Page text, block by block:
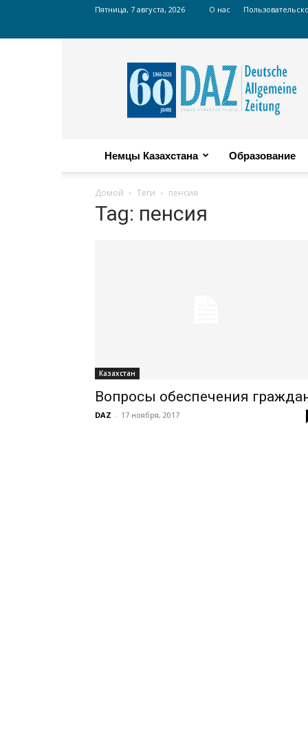
Пятница, 7 августа, 2026 О нас
Russian
DAZ
Немцы Казахстана Образование
Домой Теги пенсия
Tag: пенсия
Казахстан
Вопросы обеспечения
DAZ - 17 ноября, 2017